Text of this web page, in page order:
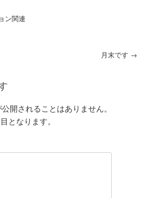
ン関連
月末です →
開されることはありません。
となります。